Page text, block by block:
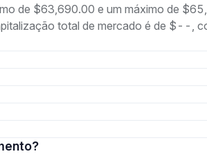
de $63,690.00 e um máximo de
total de mercado é de $--,